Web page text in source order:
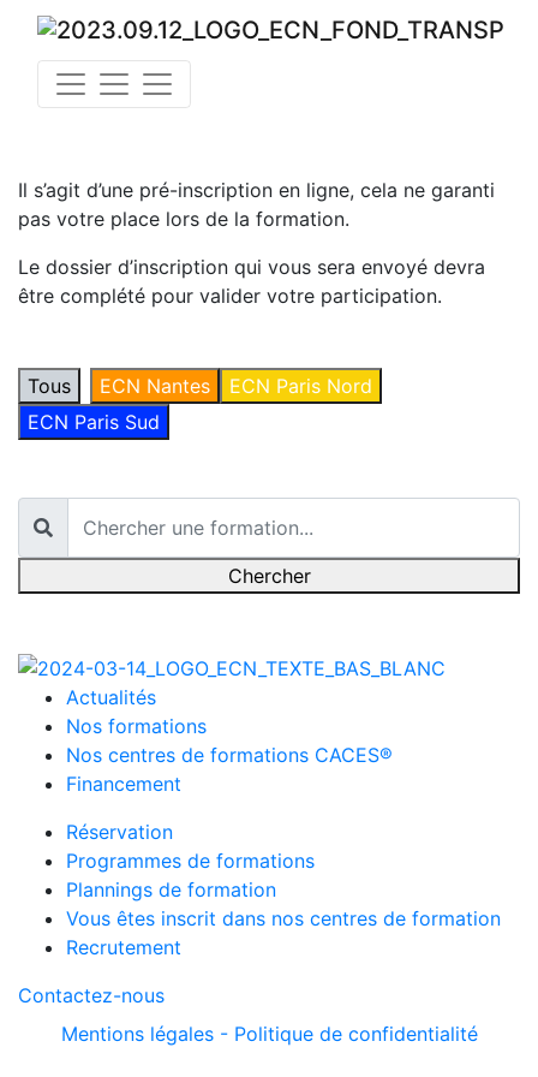
Il s’agit d’une pré-inscription en ligne, cela ne garanti
pas votre place lors de la formation.
Le dossier d’inscription qui vous sera envoyé devra
être complété pour valider votre participation.
Tous ECN Nantes
ECN Paris Nord
ECN Paris Sud
Chercher
Actualités
Nos formations
Nos centres de formations CACES®
Financement
Réservation
Programmes de formations
Plannings de formation
Vous êtes inscrit dans nos centres de formation
Recrutement
Contactez-nous
Mentions légales - Politique de confidentialité